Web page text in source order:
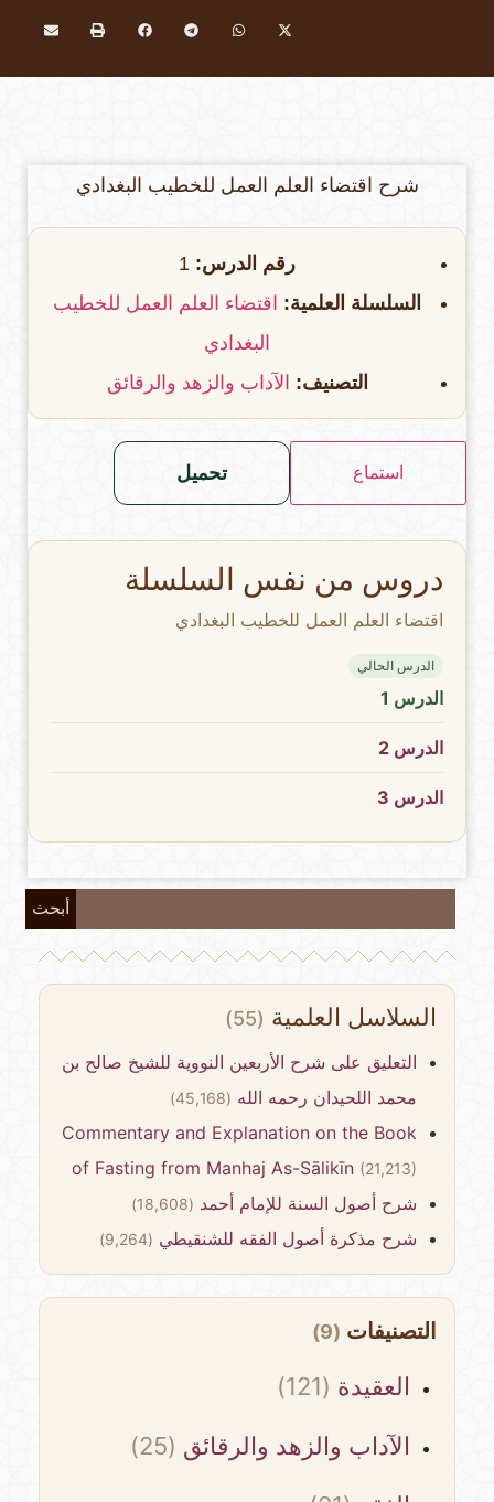
شرح اقتضاء العلم العمل للخطيب البغدادي
رقم الدرس: 1
السلسلة العلمية: اقتضاء العلم العمل للخطيب
البغدادي
التصنيف: الآداب والزهد والرقائق
استماع تحميل
دروس من نفس السلسلة
اقتضاء العلم العمل للخطيب البغدادي
الدرس الحالي
الدرس 1
الدرس 2
الدرس 3
أبحث
السلاسل العلمية(55)
التعليق على شرح الأربعين النووية للشيخ صالح بن
محمد اللحيدان رحمه الله(45,168)
Commentary and Explanation on the Book
of Fasting from Manhaj As-Sālikīn(21,213)
شرح أصول السنة للإمام أحمد(18,608)
شرح مذكرة أصول الفقه للشنقيطي (9,264)
التصنيفات(9)
العقيدة(121)
الآداب والزهد والرقائق(25)